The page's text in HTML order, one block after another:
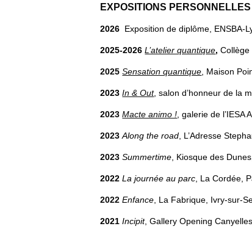
EXPOSITIONS PERSONNELLES
2026 Exposition de diplôme, ENSBA-
2025-2026L’atelier quantique, Collège
2025 Sensation quantique , Maison
2023In & Out, salon d’honneur de la
2023Macte animo ! , galerie de
2023Along the road , L’Adresse
2023Summertime , Kiosque des
2022La journée au parc , La Cordée,
2022Enfance , La Fabrique, Ivry-sur-
2021Incipit, Gallery Opening